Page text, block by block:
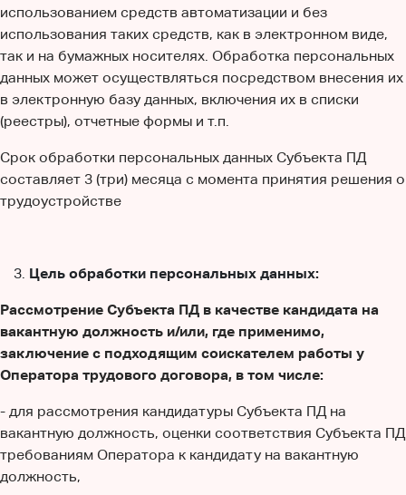
использованием средств автоматизации и без
использования таких средств, как в электронном виде,
так и на бумажных носителях. Обработка персональных
данных может осуществляться посредством внесения их
в электронную базу данных, включения их в списки
(реестры), отчетные формы и т.п.
Срок обработки персональных данных Субъекта ПД
составляет 3 (три) месяца с момента принятия решения о
трудоустройстве
Цель обработки персональных данных:
Рассмотрение Субъекта ПД в качестве кандидата на
вакантную должность и/или, где применимо,
заключение с подходящим соискателем работы у
Оператора трудового договора, в том числе:
- для рассмотрения кандидатуры Субъекта ПД на
вакантную должность, оценки соответствия Субъекта ПД
требованиям Оператора к кандидату на вакантную
должность,